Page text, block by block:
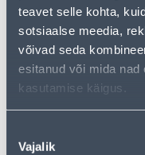
teavet selle kohta,
sotsiaalse meedia,
võivad seda
esitanud või mida nad
kasutamise käigus.
valik
Vajalik